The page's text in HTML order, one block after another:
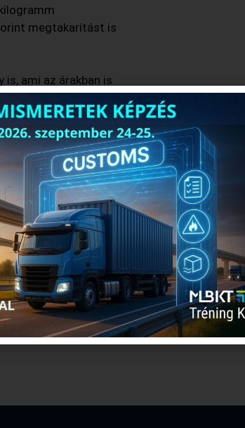
megtakarítást is
is, ami az árakban is
szerint
az üvegházgáz-
pénz
és szállításához
vásárlás és
vagy a felesleg
kicsit több